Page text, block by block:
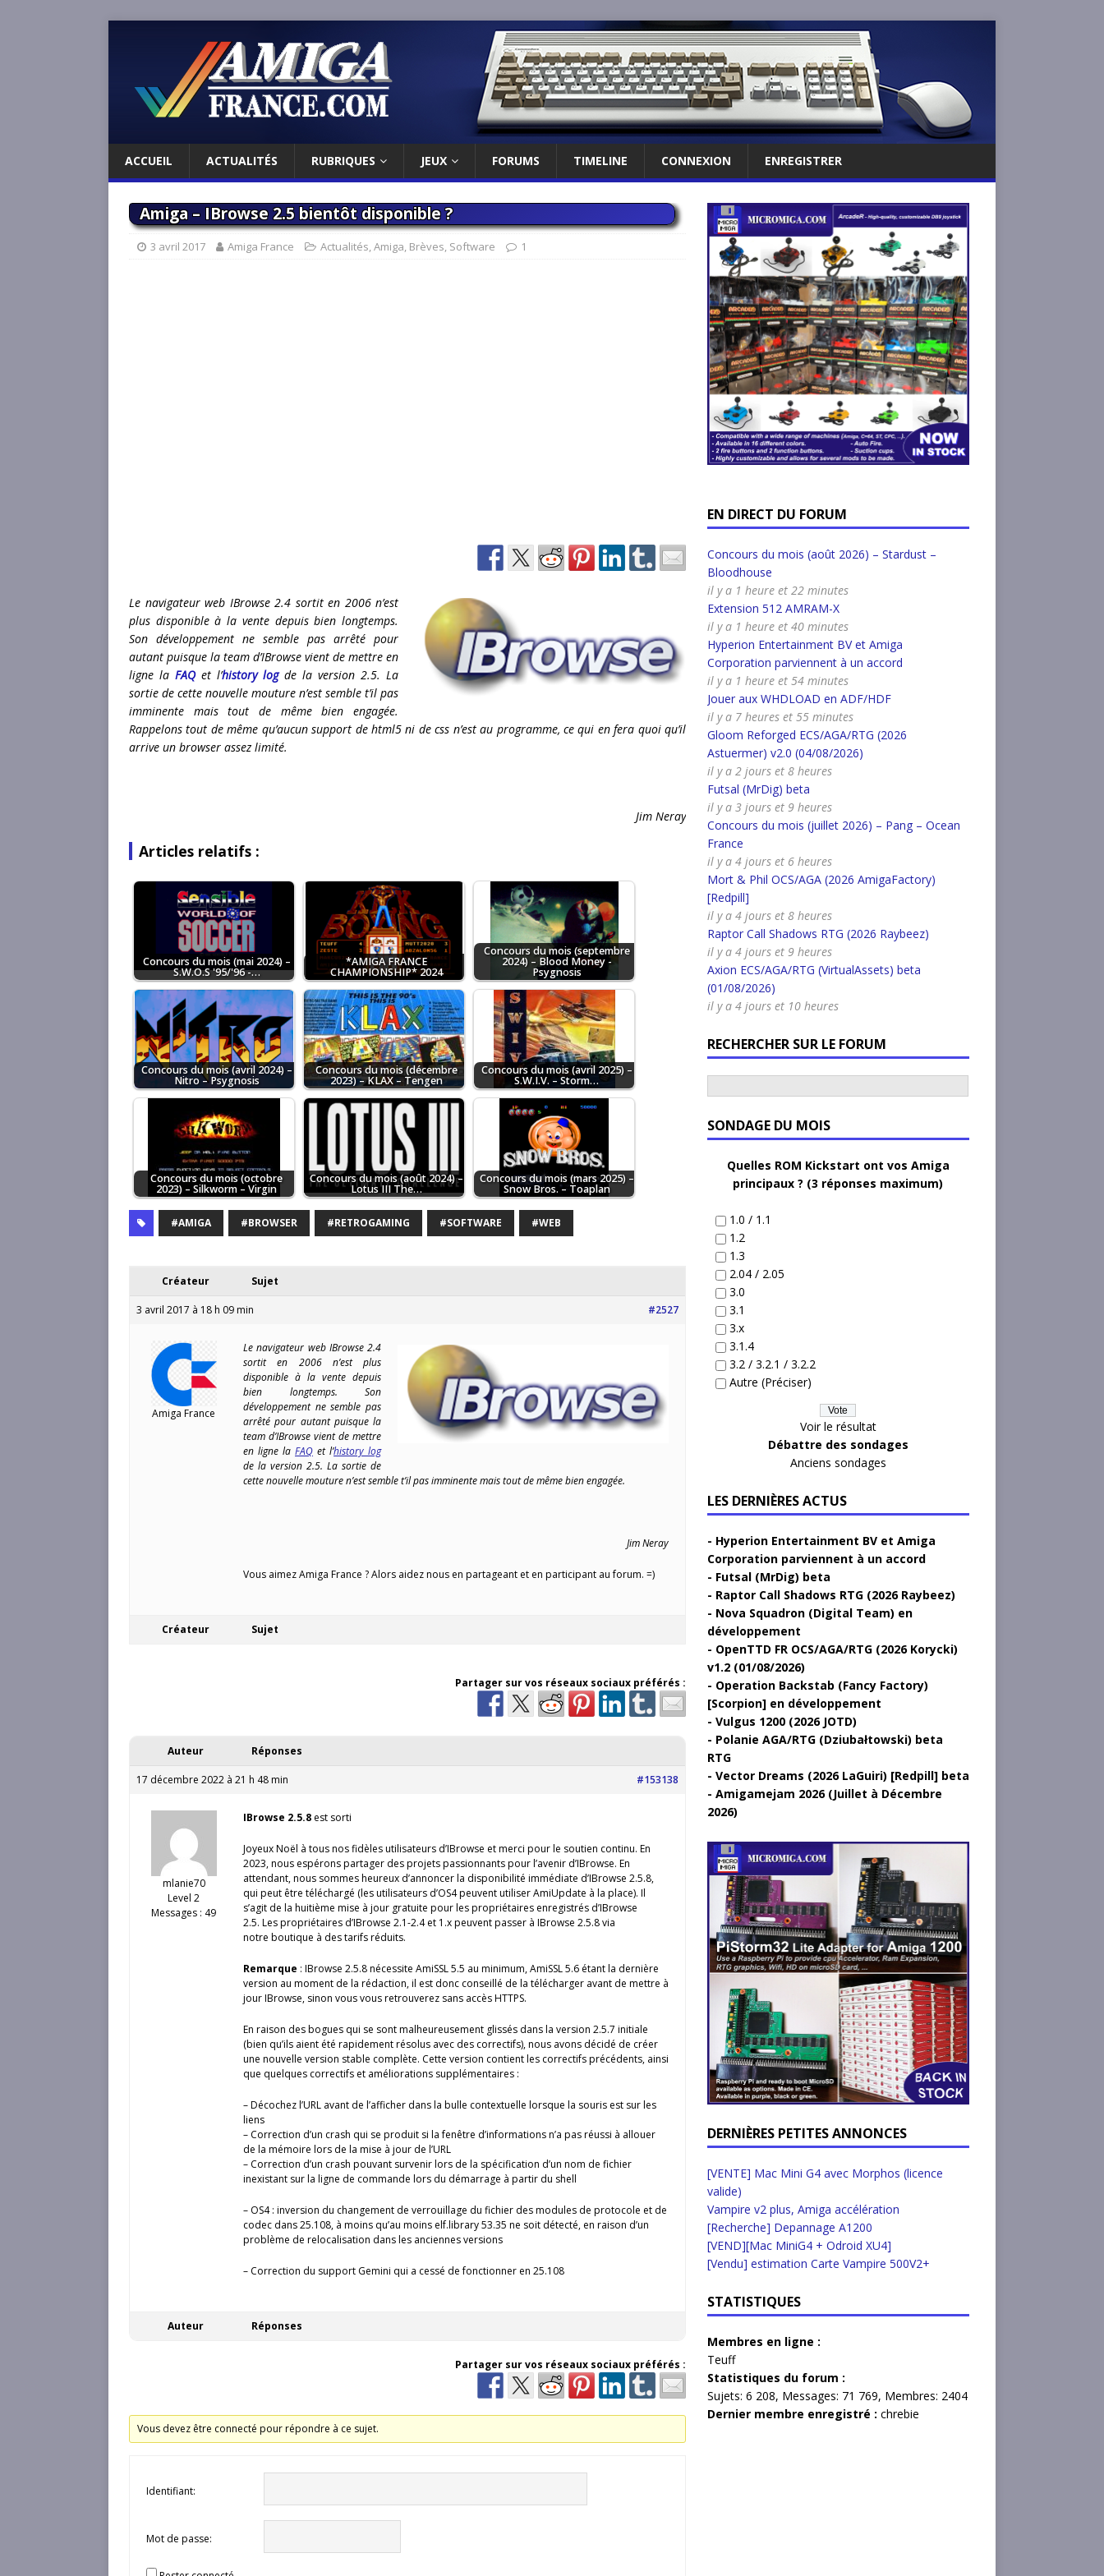
ACCUEIL ACTUALITÉS RUBRIQUES JEUX FORUMS TIMELINE CONNEXION ENREGISTRER
Amiga – IBrowse 2.5 bientôt disponible ?
3 avril 2017 Amiga France Actualités,Amiga, Brèves, Software 1
Le navigateur web IBrowse 2.4 sortit en 2006 n’est
plus disponible à la vente depuis bien longtemps.
Son développement ne semble pas arrêté pour
autant puisque la team d’IBrowse vient de mettre en
ligne laFAQet l’history logde la version 2.5. La
sortie de cette nouvelle mouture n’est semble t’il pas
imminente mais tout de même bien engagée.
Rappelons tout de même qu’aucun support de html5 ni de css n’est au programme, ce qui en fera quoi qu’il
arrive un browser assez limité.
Jim Neray
Articles relatifs :
Concours du mois (mai 2024) –
S.W.O.S '95/'96 -…
*AMIGA FRANCE
CHAMPIONSHIP* 2024
Concours du mois (septembre
2024) – Blood Money -
Psygnosis
Concours du mois (avril 2024) –
Nitro – Psygnosis
Concours du mois (décembre
2023) – KLAX – Tengen
Concours du mois (avril 2025) –
S.W.I.V. – Storm…
Concours du mois (octobre
2023) – Silkworm – Virgin
Concours du mois (août 2024) –
Lotus III The…
Concours du mois (mars 2025) –
Snow Bros. – Toaplan
#AMIGA #BROWSER #RETROGAMING #SOFTWARE #WEB
Créateur Sujet
3 avril 2017 à 18 h 09 min #2527
Amiga France
Le navigateur web IBrowse 2.4
sortit en 2006 n’est plus
disponible à la vente depuis
bien longtemps. Son
développement ne semble pas
arrêté pour autant puisque la
team d’IBrowse vient de mettre
en ligne laFAQ et l’history log
de la version 2.5. La sortie de
cette nouvelle mouture n’est semble t’il pas imminente mais tout de même bien engagée.
Jim Neray
Vous aimez Amiga France ? Alors aidez nous en partageant et en participant au forum. =)
Créateur Sujet
Partager sur vos réseaux sociaux préférés :
Auteur Réponses
17 décembre 2022 à 21 h 48 min #153138
mlanie70
Level 2
Messages : 49
IBrowse 2.5.8 est sorti
Joyeux Noël à tous nos fidèles utilisateurs d’IBrowse et merci pour le soutien continu. En
2023, nous espérons partager des projets passionnants pour l’avenir d’IBrowse. En
attendant, nous sommes heureux d’annoncer la disponibilité immédiate d’IBrowse 2.5.8,
qui peut être téléchargé (les utilisateurs d’OS4 peuvent utiliser AmiUpdate à la place). Il
s’agit de la huitième mise à jour gratuite pour les propriétaires enregistrés d’IBrowse
2.5. Les propriétaires d’IBrowse 2.1-2.4 et 1.x peuvent passer à IBrowse 2.5.8 via
notre boutique à des tarifs réduits.
Remarque : IBrowse 2.5.8 nécessite AmiSSL 5.5 au minimum, AmiSSL 5.6 étant la dernière
version au moment de la rédaction, il est donc conseillé de la télécharger avant de mettre à
jour IBrowse, sinon vous vous retrouverez sans accès HTTPS.
En raison des bogues qui se sont malheureusement glissés dans la version 2.5.7 initiale
(bien qu’ils aient été rapidement résolus avec des correctifs), nous avons décidé de créer
une nouvelle version stable complète. Cette version contient les correctifs précédents, ainsi
que quelques correctifs et améliorations supplémentaires :
– Décochez l’URL avant de l’afficher dans la bulle contextuelle lorsque la souris est sur les
liens
– Correction d’un crash qui se produit si la fenêtre d’informations n’a pas réussi à allouer
de la mémoire lors de la mise à jour de l’URL
– Correction d’un crash pouvant survenir lors de la spécification d’un nom de fichier
inexistant sur la ligne de commande lors du démarrage à partir du shell
– OS4 : inversion du changement de verrouillage du fichier des modules de protocole et de
codec dans 25.108, à moins qu’au moins elf.library 53.35 ne soit détecté, en raison d’un
problème de relocalisation dans les anciennes versions
– Correction du support Gemini qui a cessé de fonctionner en 25.108
Auteur Réponses
Partager sur vos réseaux sociaux préférés :
Vous devez être connecté pour répondre à ce sujet.
Identifiant:
Mot de passe:
EN DIRECT DU FORUM
Concours du mois (août 2026) – Stardust –
Bloodhouse
il y a 1 heure et 22 minutes
Extension 512 AMRAM-X
il y a 1 heure et 40 minutes
Hyperion Entertainment BV et Amiga
Corporation parviennent à un accord
il y a 1 heure et 54 minutes
Jouer aux WHDLOAD en ADF/HDF
il y a 7 heures et 55 minutes
Gloom Reforged ECS/AGA/RTG (2026
Astuermer) v2.0 (04/08/2026)
il y a 2 jours et 8 heures
Futsal (MrDig) beta
il y a 3 jours et 9 heures
Concours du mois (juillet 2026) – Pang – Ocean
France
il y a 4 jours et 6 heures
Mort & Phil OCS/AGA (2026 AmigaFactory)
[Redpill]
il y a 4 jours et 8 heures
Raptor Call Shadows RTG (2026 Raybeez)
il y a 4 jours et 9 heures
Axion ECS/AGA/RTG (VirtualAssets) beta
(01/08/2026)
il y a 4 jours et 10 heures
RECHERCHER SUR LE FORUM
SONDAGE DU MOIS
Quelles ROM Kickstart ont vos Amiga
principaux ? (3 réponses maximum)
1.0 / 1.1
1.2
1.3
2.04 / 2.05
3.0
3.1
3.x
3.1.4
3.2 / 3.2.1 / 3.2.2
Autre (Préciser)
Voir le résultat
Débattre des sondages
Anciens sondages
LES DERNIÈRES ACTUS
Hyperion Entertainment BV et Amiga
Corporation parviennent à un accord
Futsal (MrDig) beta
Raptor Call Shadows RTG (2026 Raybeez)
Nova Squadron (Digital Team) en
développement
OpenTTD FR OCS/AGA/RTG (2026 Korycki)
v1.2 (01/08/2026)
Operation Backstab (Fancy Factory)
[Scorpion] en développement
Vulgus 1200 (2026 JOTD)
Polanie AGA/RTG (Dziubałtowski) beta
RTG
Vector Dreams (2026 LaGuiri) [Redpill] beta
Amigamejam 2026 (Juillet à Décembre
2026)
DERNIÈRES PETITES ANNONCES
[VENTE] Mac Mini G4 avec Morphos (licence
valide)
Vampire v2 plus, Amiga accélération
[Recherche] Depannage A1200
[VEND][Mac MiniG4 + Odroid XU4]
[Vendu] estimation Carte Vampire 500V2+
STATISTIQUES
Membres en ligne :
Teuff
Statistiques du forum :
Sujets: 6 208, Messages: 71 769, Membres: 2404
Dernier membre enregistré : chrebie